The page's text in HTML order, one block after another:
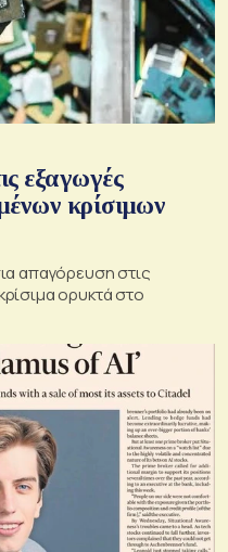
εξαγωγές
κρίσιμων
απαγόρευση στις
ορυκτά στο